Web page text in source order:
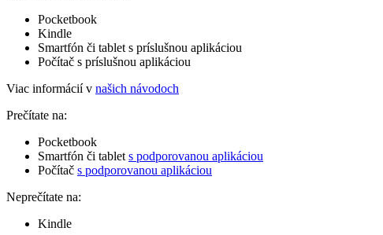
Pocketbook
Kindle
Smartfón či tablet s príslušnou aplikáciou
Počítač s príslušnou aplikáciou
Viac informácií v našich návodoch
Prečítate na:
Pocketbook
Smartfón či tablet s podporovanou aplikáciou
Počítač s podporovanou aplikáciou
Neprečítate na:
Kindle